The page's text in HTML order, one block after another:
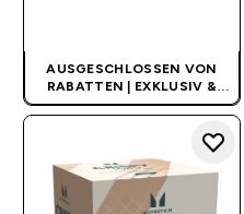
AUSGESCHLOSSEN VON
RABATTEN | EXKLUSIV &
LIMITIERT